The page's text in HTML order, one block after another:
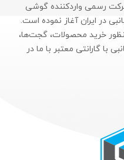
شرکت رسمی وارد‌کننده گوشی
در ایران آغاز نموده است.
خرید محصولات، گجت‌ها،
با گارانتی معتبر با ما در